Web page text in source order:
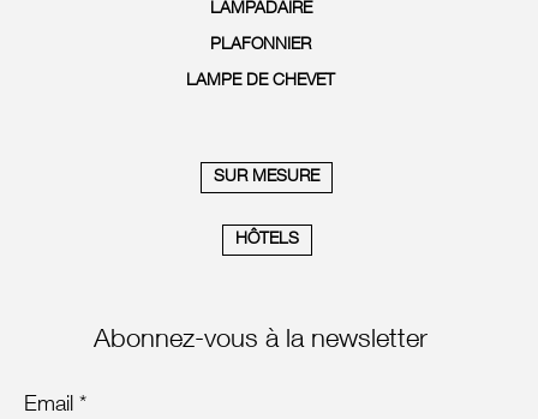
LAMPADAIRE
PLAFONNIER
LAMPE DE CHEVET
SUR MESURE
HÔTELS
Abonnez-vous à la newsletter
Email *